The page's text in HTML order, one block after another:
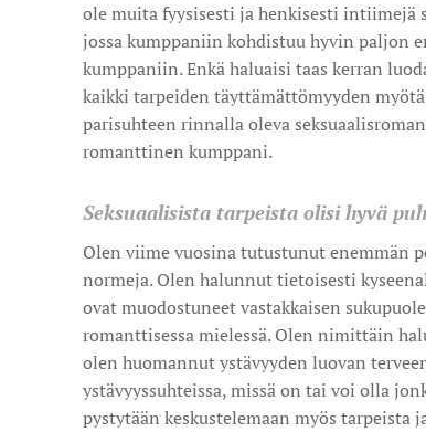
ole muita fyysisesti ja henkisesti intiimejä
jossa kumppaniin kohdistuu hyvin
kumppaniin. Enkä haluaisi taas kerran
kaikki tarpeiden täyttämättömyyden
parisuhteen rinnalla oleva
romanttinen kumppani.
Seksuaalisista tarpeista olisi hyvä
Olen viime vuosina tutustunut enemmän
normeja. Olen halunnut tietoisesti
ovat muodostuneet vastakkaisen
romanttisessa mielessä. Olen nimittäin
olen huomannut ystävyyden luovan
ystävyyssuhteissa, missä on tai voi olla
pystytään keskustelemaan myös